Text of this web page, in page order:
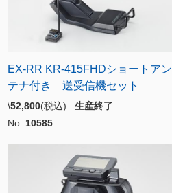
EX-RR KR-415FHDショートアン
テナ付き 送受信機セット
\52,800(税込) 生産終了
No. 10585